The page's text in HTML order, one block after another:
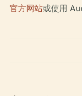
官方网站或使用